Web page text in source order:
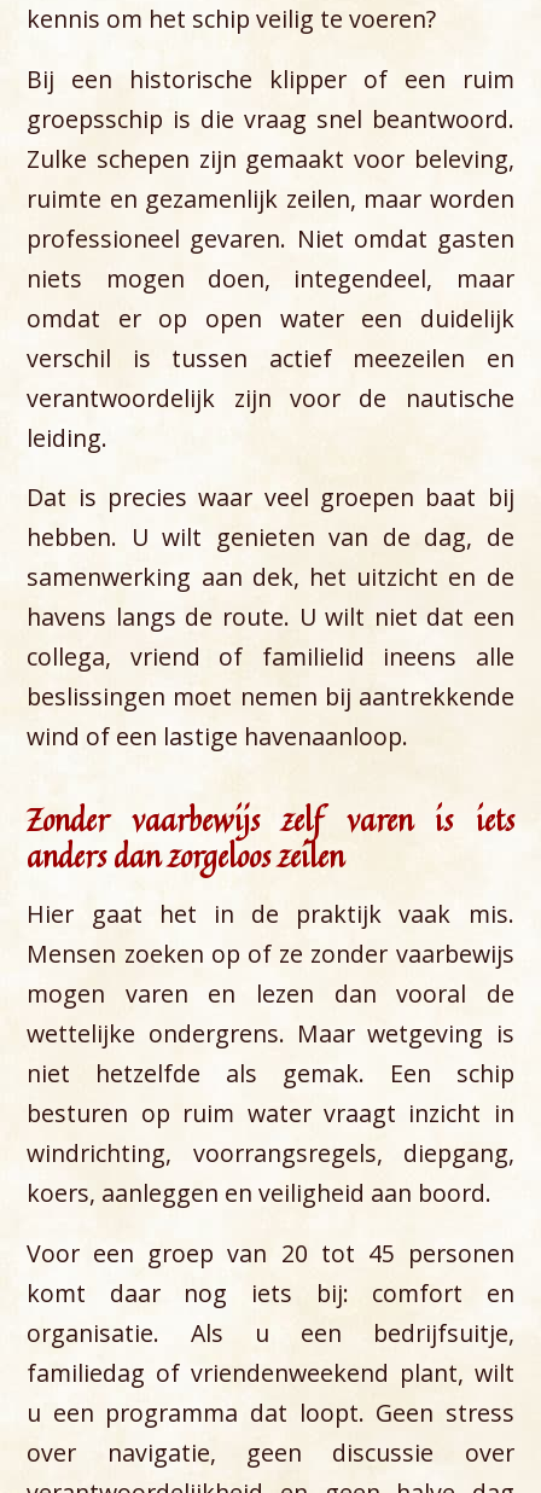
kennis om het schip veilig te voeren?
Bij een historische klipper of een ruim
groepsschip is die vraag snel beantwoord.
Zulke schepen zijn gemaakt voor beleving,
ruimte en gezamenlijk zeilen, maar worden
professioneel gevaren. Niet omdat gasten
niets mogen doen, integendeel, maar
omdat er op open water een duidelijk
verschil is tussen actief meezeilen en
verantwoordelijk zijn voor de nautische
leiding.
Dat is precies waar veel groepen baat bij
hebben. U wilt genieten van de dag, de
samenwerking aan dek, het uitzicht en de
havens langs de route. U wilt niet dat een
collega, vriend of familielid ineens alle
beslissingen moet nemen bij aantrekkende
wind of een lastige havenaanloop.
Zonder vaarbewijs zelf varen is iets
anders dan zorgeloos zeilen
Hier gaat het in de praktijk vaak mis.
Mensen zoeken op of ze zonder vaarbewijs
mogen varen en lezen dan vooral de
wettelijke ondergrens. Maar wetgeving is
niet hetzelfde als gemak. Een schip
besturen op ruim water vraagt inzicht in
windrichting, voorrangsregels, diepgang,
koers, aanleggen en veiligheid aan boord.
Voor een groep van 20 tot 45 personen
komt daar nog iets bij: comfort en
organisatie. Als u een bedrijfsuitje,
familiedag of vriendenweekend plant, wilt
u een programma dat loopt. Geen stress
over navigatie, geen discussie over